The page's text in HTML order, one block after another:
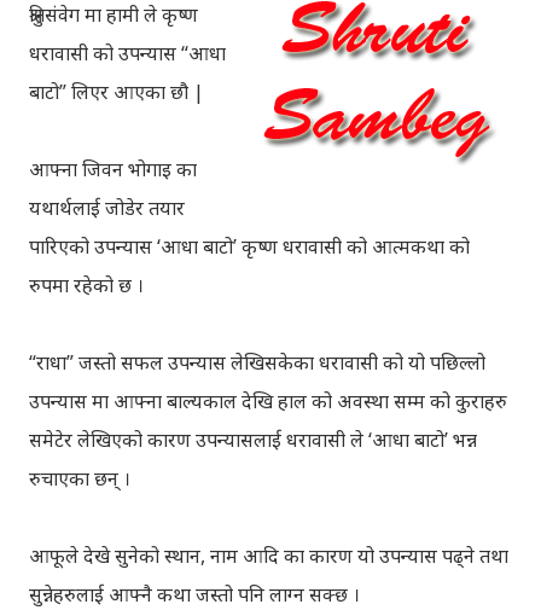
श्रुतिसंवेग मा हामी ले कृष्ण
धरावासी को उपन्यास “आधा
बाटो” लिएर आएका छौ |
आफ्ना जिवन भोगाइ का
यथार्थलाई जोडेर तयार
पारिएको उपन्यास ‘आधा बाटो’ कृष्ण धरावासी को आत्मकथा को
रुपमा रहेको छ ।
“राधा” जस्तो सफल उपन्यास लेखिसकेका धरावासी को यो पछिल्लो
उपन्यास मा आफ्ना बाल्यकाल देखि हाल को अवस्था सम्म को कुराहरु
समेटेर लेखिएको कारण उपन्यासलाई धरावासी ले ‘आधा बाटो’ भन्न
रुचाएका छन् ।
आफूले देखे सुनेको स्थान, नाम आदि का कारण यो उपन्यास पढ्ने तथा
सुन्नेहरुलाई आफ्नै कथा जस्तो पनि लाग्न सक्छ ।